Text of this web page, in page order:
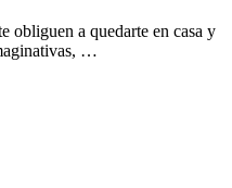
obliguen a quedarte en casa y
…